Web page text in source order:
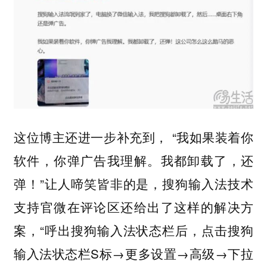
这位博主还进一步补充到， “我如果装着你
软件，你弹广告我理解。我都卸载了，还
弹！”让人啼笑皆非的是，搜狗输入法技术
支持官微在评论区还给出了这样的解决方
案，“呼出搜狗输入法状态栏后，点击搜狗
输入法状态栏S标→更多设置→高级→下拉